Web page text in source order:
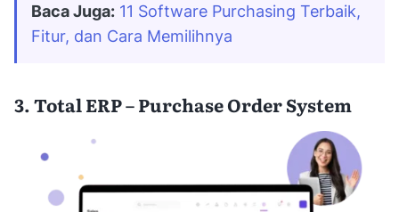
Baca Juga: 11 Software Purchasing Terbaik,
Fitur, dan Cara Memilihnya
3. Total ERP – Purchase Order System